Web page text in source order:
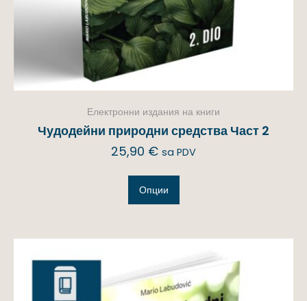
Електронни издания на книги
Чудодейни природни средства Част 2
25,90 € sa PDV
Опции